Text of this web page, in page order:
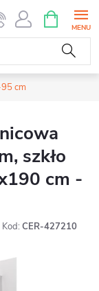
KOSZYK
cm
szkło
cm -
Kod: CER-427210